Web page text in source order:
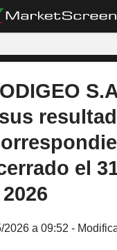
el
2026 a 09:52 -